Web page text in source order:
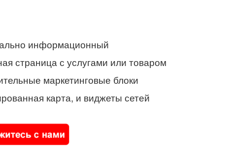
информационный
страница с услугами или товаром
маркетинговые блоки
карта, и виджеты сетей